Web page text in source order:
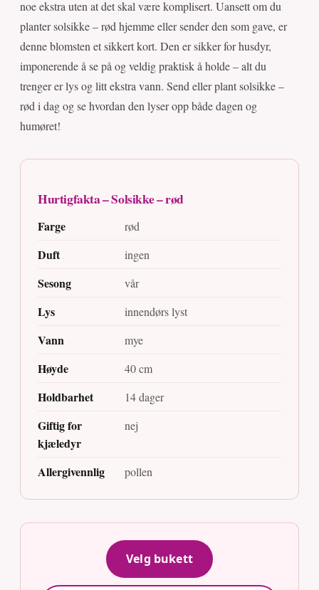
noe ekstra uten at det skal være komplisert. Uansett om du
planter solsikke – rød hjemme eller sender den som gave, er
denne blomsten et sikkert kort. Den er sikker for husdyr,
imponerende å se på og veldig praktisk å holde – alt du
trenger er lys og litt ekstra vann. Send eller plant solsikke –
rød i dag og se hvordan den lyser opp både dagen og
humøret!
Hurtigfakta – Solsikke – rød
Farge rød
Duft ingen
Sesong vår
Lys innendørs lyst
Vann mye
Høyde 40 cm
Holdbarhet 14 dager
Giftig for
kjæledyr
nej
Allergivennlig pollen
Velg bukett